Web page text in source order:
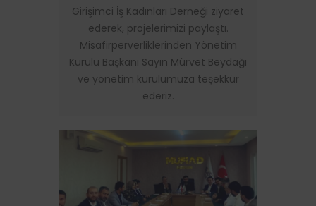
Girişimci İş Kadınları Derneği ziyaret
ederek, projelerimizi paylaştı.
Misafirperverliklerinden Yönetim
Kurulu Başkanı Sayın Mürvet Beydağı
ve yönetim kurulumuza teşekkür
ederiz.